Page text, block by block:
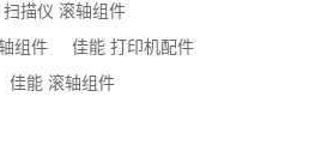
描仪 滚轴组件
组件
佳能 打印机配件
佳能 滚轴组件